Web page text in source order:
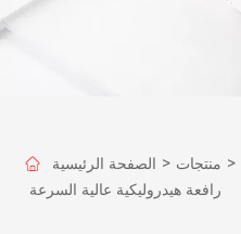
الصفحة الرئيسية > منتجات >
رافعة هيدروليكية عالية السرعة